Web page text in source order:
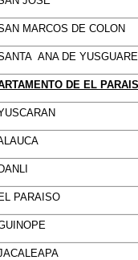
MARCOS DE COLON
ANA DE YUSGUARE
DE EL
PARAISO